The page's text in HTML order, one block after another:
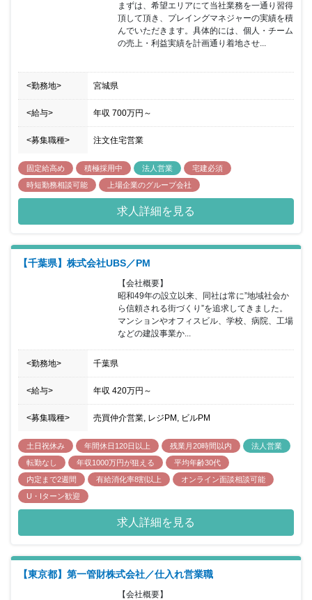
まずは、希望エリアにて当社業務を一通り習得
頂して頂き、プレイングマネジャーの実績を積
んでいただきます。具体的には、個人・チーム
の売上・利益実績を計画通り着地させ...
<勤務地> 宮城県
<給与> 年収 700万円 ～
<募集職種> 注文住宅営業
固定給高め 積極採用中 法人営業
宅建必須
時短勤務相談可能
上場企業のグループ会社
求人詳細を見る
【千葉県】株式会社UBS／PM
【会社概要】
昭和49年の設立以来、同社は常に”地域社会か
ら信頼される街づくり”を追求してきました。
マンションやオフィスビル、学校、病院、工場
などの建設事業か...
<勤務地> 千葉県
<給与> 年収 420万円 ～
<募集職種> 売買仲介営業, レジPM, ビルPM
土日祝休み 年間休日120日以上 残業月20時間以内
法人営業
転勤なし
年収1000万円が狙える
平均年齢30代
内定まで2週間
有給消化率8割以上
オンライン面談相談可能
U・Iターン歓迎
求人詳細を見る
【東京都】第一管財株式会社／仕入れ営業職
【会社概要】